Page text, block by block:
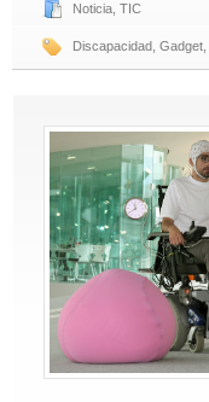
Noticia TIC
Discapacidad Gadget